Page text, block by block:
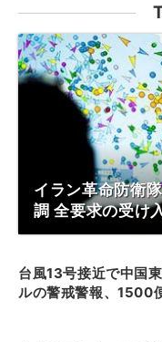
イラン革命防衛
調 全要求の受け
台風13号接近で中国
ルの警戒警報、1500